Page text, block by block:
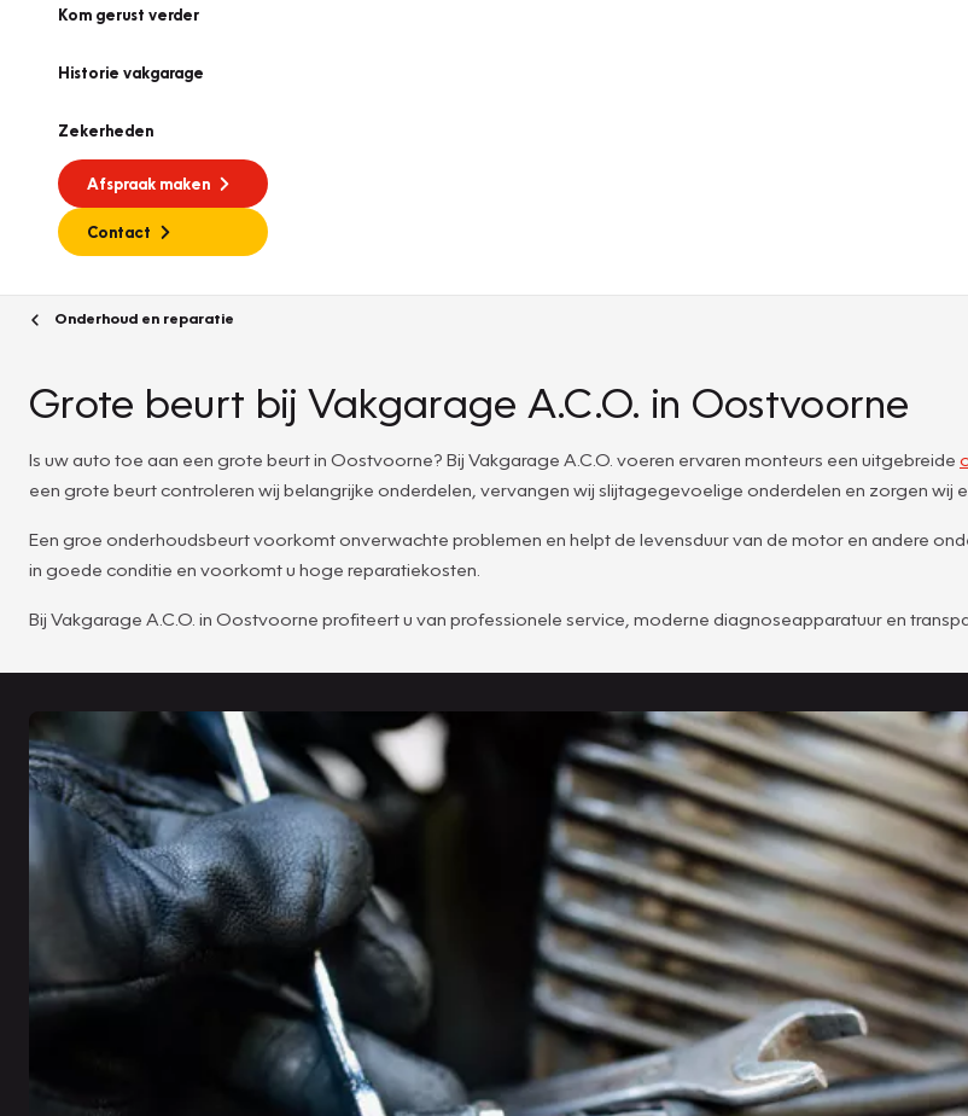
Kom gerust verder
Historie vakgarage
Zekerheden
Afspraak maken
Contact
Onderhoud en reparatie
Grote beurt bij Vakgarage A.C.O. in Oostvoorne
Is uw auto toe aan een grote beurt in Oostvoorne? Bij Vakgarage A.C.O. voeren ervaren monteurs een uitgebreide
een grote beurt controleren wij belangrijke onderdelen, vervangen wij slijtagegevoelige onderdelen en zorgen wij
Een groe onderhoudsbeurt voorkomt onverwachte problemen en helpt de levensduur van de motor en andere
in goede conditie en voorkomt u hoge reparatiekosten.
Bij Vakgarage A.C.O. in Oostvoorne profiteert u van professionele service, moderne diagnoseapparatuur en